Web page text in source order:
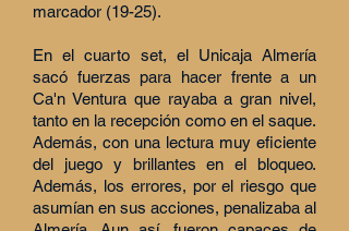
marcador (19-25).
En el cuarto set, el Unicaja Almería
sacó fuerzas para hacer frente a un
Ca'n Ventura que rayaba a gran nivel,
tanto en la recepción como en el saque.
Además, con una lectura muy eficiente
del juego y brillantes en el bloqueo.
Además, los errores, por el riesgo que
asumían en sus acciones, penalizaba al